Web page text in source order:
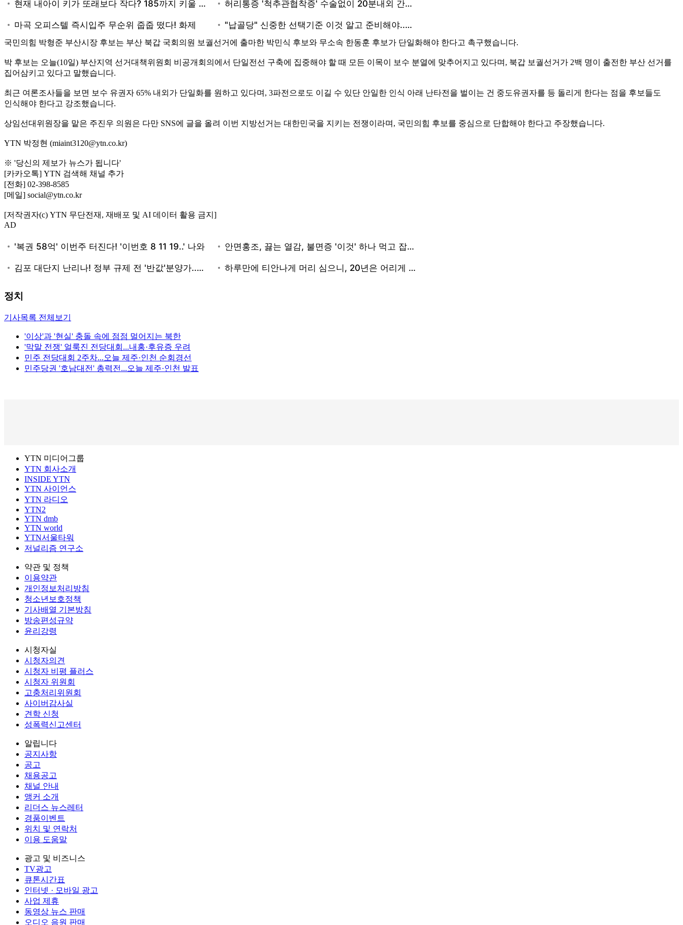
국민의힘 박형준 부산시장 후보는 부산 북갑 국회의원 보궐선거에 출마한 박민식 후보와 무소속 한동훈 후보가 단일화해야 한다고 촉구했습니다.
박 후보는 오늘(10일) 부산지역 선거대책위원회 비공개회의에서 단일전선 구축에 집중해야 할 때 모든 이목이 보수 분열에 맞추어지고 있다며, 북갑 보궐선거가 2백 명이 출전한 부산 선거를
집어삼키고 있다고 말했습니다.
최근 여론조사들을 보면 보수 유권자 65% 내외가 단일화를 원하고 있다며, 3파전으로도 이길 수 있단 안일한 인식 아래 난타전을 벌이는 건 중도유권자를 등 돌리게 한다는 점을 후보들도
인식해야 한다고 강조했습니다.
상임선대위원장을 맡은 주진우 의원은 다만 SNS에 글을 올려 이번 지방선거는 대한민국을 지키는 전쟁이라며, 국민의힘 후보를 중심으로 단합해야 한다고 주장했습니다.
YTN 박정현 (miaint3120@ytn.co.kr)
※ '당신의 제보가 뉴스가 됩니다'
[카카오톡] YTN 검색해 채널 추가
[전화] 02-398-8585
[메일] social@ytn.co.kr
[저작권자(c) YTN 무단전재, 재배포 및 AI 데이터 활용 금지]
AD
정치
기사목록 전체보기
'이상'과 '현실' 충돌 속에 점점 멀어지는 북한
'막말 전쟁' 얼룩진 전당대회...내홍·후유증 우려
민주 전당대회 2주차...오늘 제주·인천 순회경선
민주당권 '호남대전' 총력전...오늘 제주·인천 발표
YTN 미디어그룹
YTN 회사소개
INSIDE YTN
YTN 사이언스
YTN 라디오
YTN2
YTN dmb
YTN world
YTN서울타워
저널리즘 연구소
약관 및 정책
이용약관
개인정보처리방침
청소년보호정책
기사배열 기본방침
방송편성규약
윤리강령
시청자실
시청자의견
시청자 비평 플러스
시청자 위원회
고충처리위원회
사이버감사실
견학 신청
성폭력신고센터
알립니다
공지사항
공고
채용공고
채널 안내
앵커 소개
리더스 뉴스레터
경품이벤트
위치 및 연락처
이용 도움말
광고 및 비즈니스
TV광고
큐톤시간표
인터넷 · 모바일 광고
사업 제휴
동영상 뉴스 판매
오디오 음원 판매